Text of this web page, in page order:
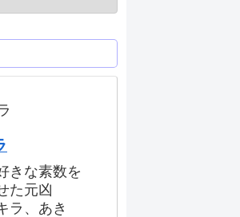
きな素数を
た元凶
ラ、あき